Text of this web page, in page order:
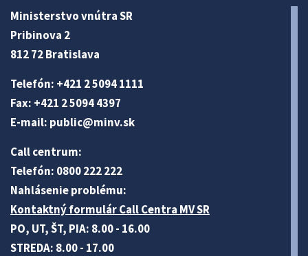
Ministerstvo vnútra SR
Pribinova 2
812 72 Bratislava
Telefón: +421 2 5094 1111
Fax: +421 2 5094 4397
E-mail: public@minv.sk
Call centrum:
Telefón: 0800 222 222
Nahlásenie problému:
Kontaktný formulár Call Centra MV SR
PO, UT, ŠT, PIA: 8.00 - 16.00
STREDA: 8.00 - 17.00